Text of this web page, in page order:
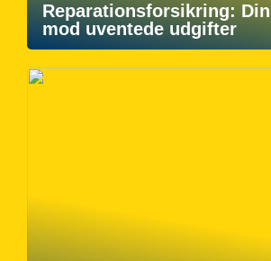
Reparationsforsikring:
mod uventede udgifter